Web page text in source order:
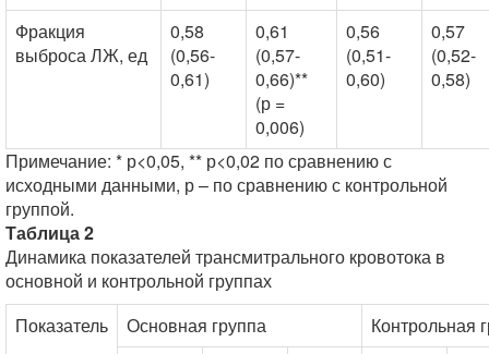
Фракция
выброса ЛЖ, ед
0,58
(0,56-
0,61)
0,61
(0,57-
0,66)**
(р =
0,006)
0,56
(0,51-
0,60)
0,57
(0,52-
0,58)
Примечание: * р<0,05, ** р<0,02 по сравнению с
исходными данными, р – по сравнению с контрольной
группой.
Таблица 2
Динамика показателей трансмитрального кровотока в
основной и контрольной группах
Показатель
Основная группа
Контрольная